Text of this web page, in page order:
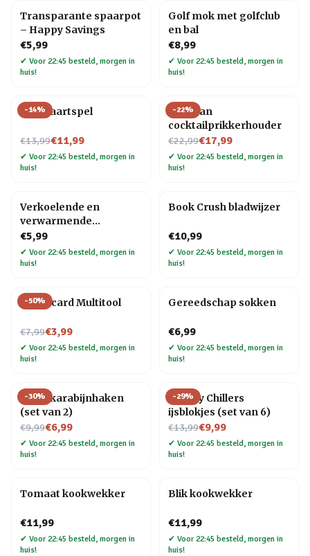
Transparante spaarpot
– Happy Savings
€5,99
✔ Voor 22:45 besteld, morgen in
huis!
Golf mok met golfclub
en bal
€8,99
✔ Voor 22:45 besteld, morgen in
huis!
-14%
Bier kaartspel
€13,99
Nu voor€11,99
✔ Voor 22:45 besteld, morgen in
huis!
-22%
Pelikaan
cocktailprikkerhouder
€22,99
Nu voor€17,99
✔ Voor 22:45 besteld, morgen in
huis!
Verkoelende en
verwarmende
hoofdband
€5,99
✔ Voor 22:45 besteld, morgen in
huis!
Book Crush bladwijzer
€10,99
✔ Voor 22:45 besteld, morgen in
huis!
-50%
Creditcard Multitool
€7,99
Nu voor€3,99
✔ Voor 22:45 besteld, morgen in
huis!
Gereedschap sokken
€6,99
✔ Voor 22:45 besteld, morgen in
huis!
-30%
Hond karabijnhaken
(set van 2)
€9,99
Nu voor€6,99
✔ Voor 22:45 besteld, morgen in
huis!
-29%
Whisky Chillers
ijsblokjes (set van 6)
€13,99
Nu voor€9,99
✔ Voor 22:45 besteld, morgen in
huis!
Tomaat kookwekker
€11,99
✔ Voor 22:45 besteld, morgen in
huis!
Blik kookwekker
€11,99
✔ Voor 22:45 besteld, morgen in
huis!